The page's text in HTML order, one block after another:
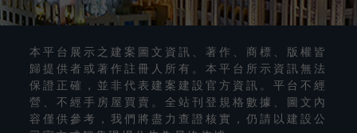
本平台展示之建案圖文資訊、著作、商標、版權皆
歸提供者或著作註冊人所有。本平台所示資訊無法
保證正確，並非代表建案建設官方資訊。平台不經
營、不經手房屋買賣。全站刊登規格數據、圖文內
容僅供參考，我們將盡力查證核實，仍請以建設公